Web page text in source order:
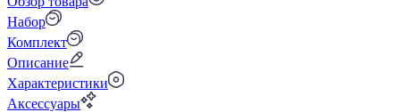
Набор
Комплект
Описание
Характеристики
Аксессуары